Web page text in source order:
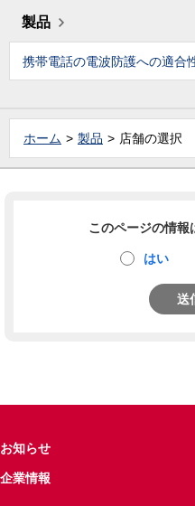
製品
携帯電話の電波防護への適合
ホーム 製品 店舗の選択
このページの情報
はい
送
お知らせ
企業情報